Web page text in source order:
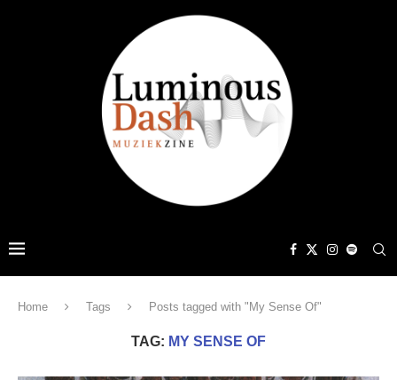
Home Tags Posts tagged with "My Sense Of"
TAG: MY SENSE OF